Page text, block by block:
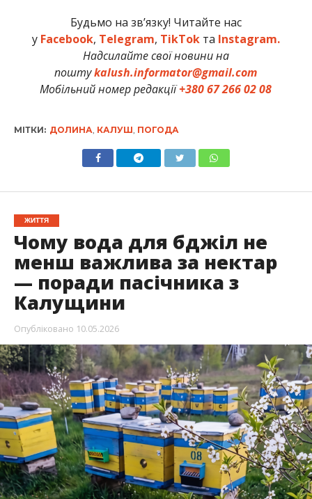
Будьмо на зв’язку! Читайте нас
у Facebook, Telegram, TikTokта Instagram.
Надсилайте свої новини на
поштуkalush.informator@gmail.com
Мобільний номер редакції+380 67 266 02 08
МІТКИ: ДОЛИНА КАЛУШ ПОГОДА
ЖИТТЯ
Чому вода для бджіл не
менш важлива за нектар
— поради пасічника з
Калущини
Опубліковано 10.05.2026